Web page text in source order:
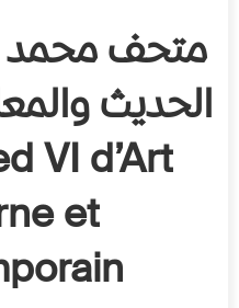
متحف محمد
VI d’Art
et